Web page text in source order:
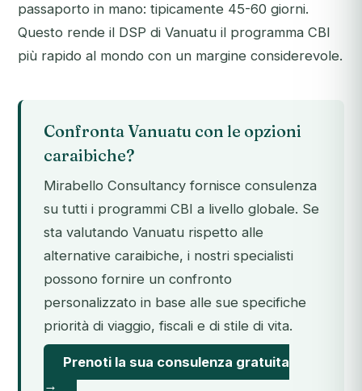
passaporto in mano: tipicamente 45-60 giorni.
Questo rende il DSP di Vanuatu il programma CBI
più rapido al mondo con un margine considerevole.
Confronta Vanuatu con le opzioni
caraibiche?
Mirabello Consultancy fornisce consulenza
su tutti i programmi CBI a livello globale. Se
sta valutando Vanuatu rispetto alle
alternative caraibiche, i nostri specialisti
possono fornire un confronto
personalizzato in base alle sue specifiche
priorità di viaggio, fiscali e di stile di vita.
Prenoti la sua consulenza gratuita
→